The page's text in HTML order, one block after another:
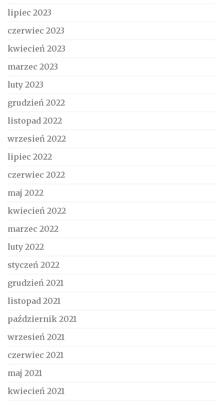
lipiec 2023
czerwiec 2023
kwiecień 2023
marzec 2023
luty 2023
grudzień 2022
listopad 2022
wrzesień 2022
lipiec 2022
czerwiec 2022
maj 2022
kwiecień 2022
marzec 2022
luty 2022
styczeń 2022
grudzień 2021
listopad 2021
październik 2021
wrzesień 2021
czerwiec 2021
maj 2021
kwiecień 2021